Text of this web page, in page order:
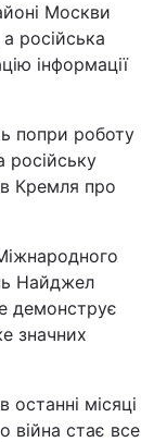
Москви
російська
інформації
попри роботу
російську
Кремля про
Найджел
демонструє
значних
останні місяці
війна стає все